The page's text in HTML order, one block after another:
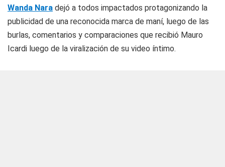
Wanda Nara dejó a todos impactados protagonizando la
publicidad de una reconocida marca de maní, luego de las
burlas, comentarios y comparaciones que recibió Mauro
Icardi luego de la viralización de su video íntimo.